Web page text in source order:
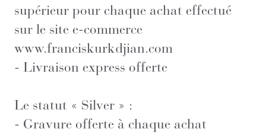
supérieur pour chaque achat effectué
sur le site e-commerce
www.franciskurkdjian.com
- Livraison express offerte
Le statut « Silver » :
- Gravure offerte à chaque achat